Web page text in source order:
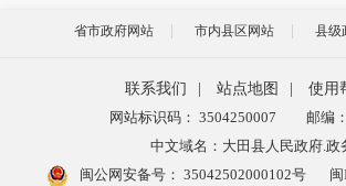
省市政府网站 市内县区网站 县级
联系我们 站点地图
使用
网站标识码： 3504250007
邮编
中文域名：大田县人民政府.政
闽公网安备号： 35042502000102号